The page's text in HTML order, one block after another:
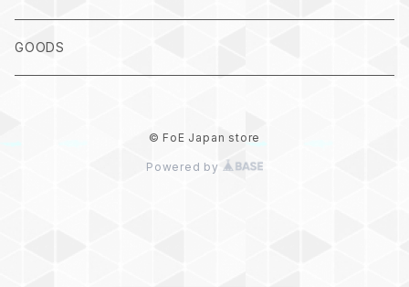
GOODS
© FoE Japan store
Powered by